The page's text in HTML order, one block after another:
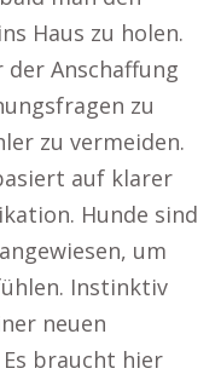
Haus zu holen.
Anschaffung
zu
zu vermeiden.
auf klarer
Hunde sind
um
Instinktiv
neuen
braucht hier